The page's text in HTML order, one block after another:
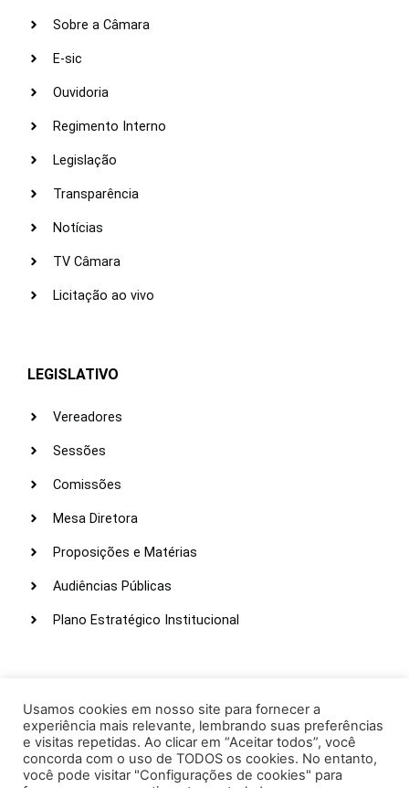
Sobre a Câmara
E-sic
Ouvidoria
Regimento Interno
Legislação
Transparência
Notícias
TV Câmara
Licitação ao vivo
LEGISLATIVO
Vereadores
Sessões
Comissões
Mesa Diretora
Proposições e Matérias
Audiências Públicas
Plano Estratégico Institucional
Webmail
Intranet
Administração
Usamos cookies em nosso site para fornecer a
experiência mais relevante, lembrando suas preferências
e visitas repetidas. Ao clicar em “Aceitar todos”, você
concorda com o uso de TODOS os cookies. No entanto,
você pode visitar "Configurações de cookies" para